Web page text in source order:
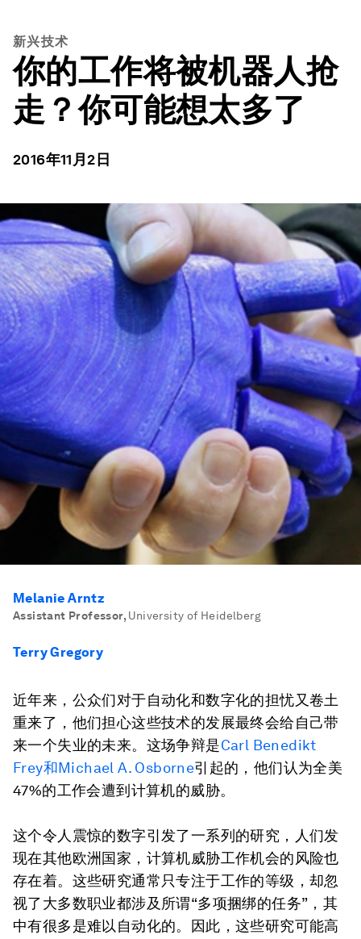
新兴技术
你的工作将被机器人抢
走？你可能想太多了
2016年11月2日
Melanie Arntz
Assistant Professor, University of Heidelberg
Terry Gregory
近年来，公众们对于自动化和数字化的担忧又卷土
重来了，他们担心这些技术的发展最终会给自己带
来一个失业的未来。这场争辩是Carl Benedikt
Frey和Michael A. Osborne引起的，他们认为全美
47%的工作会遭到计算机的威胁。
这个令人震惊的数字引发了一系列的研究，人们发
现在其他欧洲国家，计算机威胁工作机会的风险也
存在着。这些研究通常只专注于工作的等级，却忽
视了大多数职业都涉及所谓“多项捆绑的任务”，其
中有很多是难以自动化的。因此，这些研究可能高